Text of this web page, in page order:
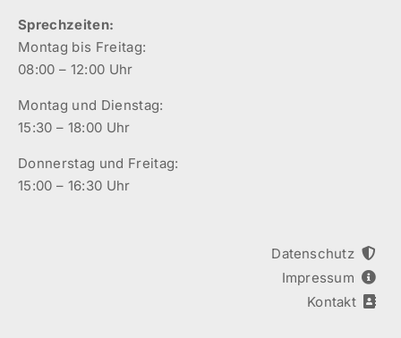
Sprechzeiten:
Montag bis Freitag:
08:00 – 12:00 Uhr
Montag und Dienstag:
15:30 – 18:00 Uhr
Donnerstag und Freitag:
15:00 – 16:30 Uhr
Datenschutz
Impressum
Kontakt